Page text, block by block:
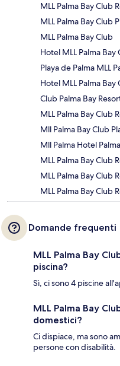
MLL Palma Bay Club
MLL Palma Bay Club
MLL Palma Bay Club
Hotel MLL Palma
Playa de Palma MLL
Hotel MLL Palma
Club Palma Bay
MLL Palma Bay Club
Mll Palma Bay Club
Mll Palma Hotel
MLL Palma Bay Club
MLL Palma Bay Club
MLL Palma Bay Club
Domande frequenti
MLL Palma Bay
piscina?
Sì, ci sono 4 piscine
MLL Palma Bay
domestici?
Ci dispiace, ma sono
persone con disabilità.